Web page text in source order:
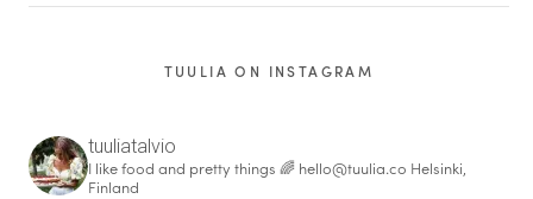
TUULIA ON INSTAGRAM
tuuliatalvio
I like food and pretty things 🌈 hello@tuulia.co Helsinki,
Finland